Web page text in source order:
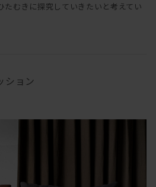
たむきに探究していきたいと考えてい
ション